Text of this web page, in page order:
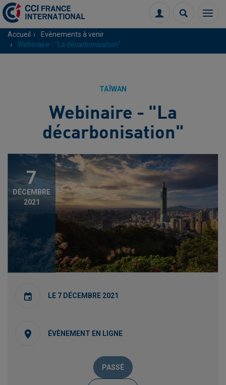
Menu
Connexion
Accueil
Evènements à venir
Webinaire - "La décarbonisation"
TAÏWAN
Webinaire - "La
décarbonisation"
7
DÉCEMBRE
2021
LE 7 DÉCEMBRE 2021
ÉVÈNEMENT EN LIGNE
PASSÉ